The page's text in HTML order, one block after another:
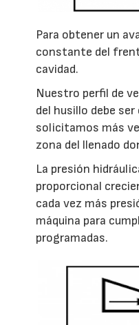
Para obtener un
constante del
cavidad.
Nuestro perfil de
del husillo debe
solicitamos más
zona del llenado
La presión
proporcional
cada vez más
máquina para
programadas.